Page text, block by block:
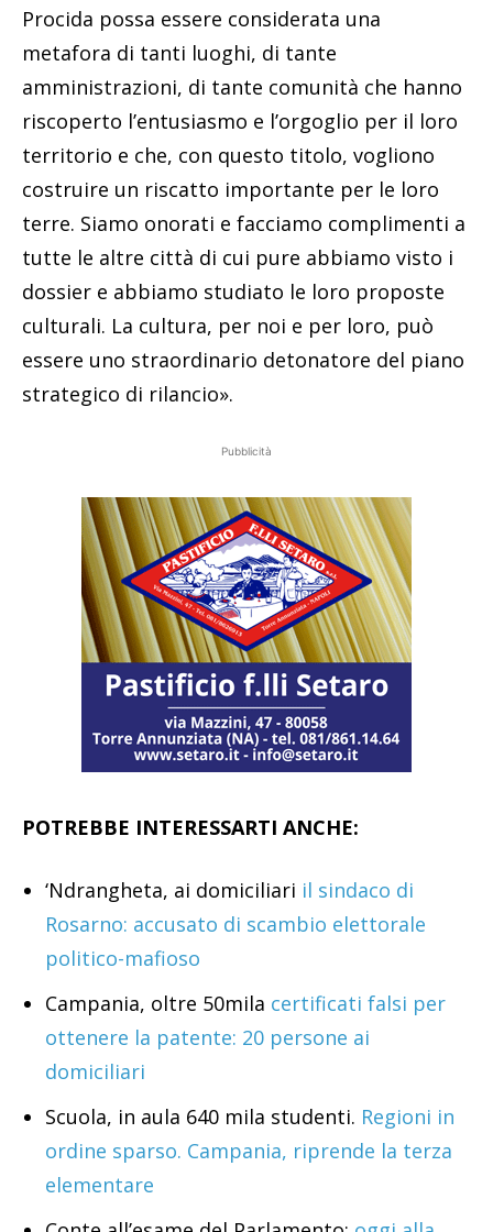
Procida possa essere considerata una
metafora di tanti luoghi, di tante
amministrazioni, di tante comunità che hanno
riscoperto l’entusiasmo e l’orgoglio per il loro
territorio e che, con questo titolo, vogliono
costruire un riscatto importante per le loro
terre. Siamo onorati e facciamo complimenti a
tutte le altre città di cui pure abbiamo visto i
dossier e abbiamo studiato le loro proposte
culturali. La cultura, per noi e per loro, può
essere uno straordinario detonatore del piano
strategico di rilancio».
Pubblicità
POTREBBE INTERESSARTI ANCHE:
‘Ndrangheta, ai domiciliari il sindaco di
Rosarno: accusato di scambio elettorale
politico-mafioso
Campania, oltre 50mila certificati falsi per
ottenere la patente: 20 persone ai
domiciliari
Scuola, in aula 640 mila studenti. Regioni in
ordine sparso. Campania, riprende la terza
elementare